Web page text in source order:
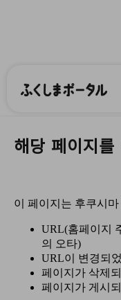
福島県公式
해당 페이지